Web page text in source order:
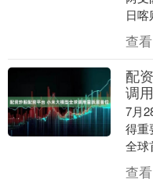
日
嘉
里....
查看
配
调
7月
得重
全球
显
据机
查看